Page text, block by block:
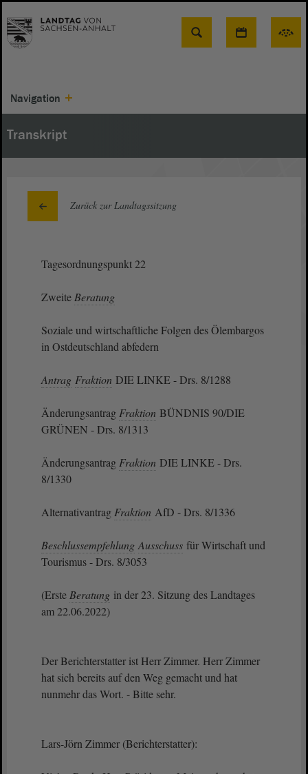
Suche
Navigation
Transkript
Zurück zur Landtagssitzung
Tagesordnungspunkt 22
Zweite Beratung
Soziale und wirtschaftliche Folgen des Ölembargos
in Ostdeutschland abfedern
Antrag Fraktion DIE LINKE - Drs. 8/1288
Änderungsantrag Fraktion BÜNDNIS 90/DIE
GRÜNEN - Drs. 8/1313
Änderungsantrag Fraktion DIE LINKE - Drs.
8/1330
Alternativantrag Fraktion AfD - Drs. 8/1336
Beschlussempfehlung Ausschuss für Wirtschaft und
Tourismus - Drs. 8/3053
(Erste Beratung in der 23. Sitzung des Landtages
am 22.06.2022)
Der Berichterstatter ist Herr Zimmer. Herr Zimmer
hat sich bereits auf den Weg gemacht und hat
nunmehr das Wort. - Bitte sehr.
Lars-Jörn Zimmer (Berichterstatter):